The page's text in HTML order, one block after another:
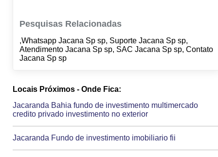
Pesquisas Relacionadas
,Whatsapp Jacana Sp sp, Suporte Jacana Sp sp,
Atendimento Jacana Sp sp, SAC Jacana Sp sp, Contato
Jacana Sp sp
Locais Próximos - Onde Fica:
Jacaranda Bahia fundo de investimento multimercado
credito privado investimento no exterior
Jacaranda Fundo de investimento imobiliario fii